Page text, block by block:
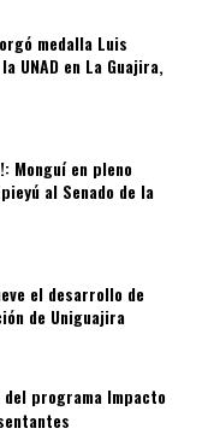
medalla Luis
UNAD en La Guajira,
Monguí en pleno
al Senado de la
el desarrollo de
de Uniguajira
programa Impacto